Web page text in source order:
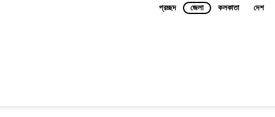
প্রচ্ছদ জেলা কলকাতা দেশ